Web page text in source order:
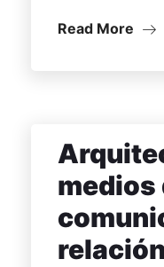
Read More
medios